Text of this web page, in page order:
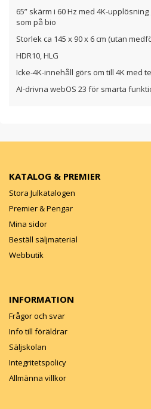
65” skärm i 60 Hz med 4K-
som på bio
Storlek ca 145 x 90 x 6 cm (utan
HDR10, HLG
Icke-4K-innehåll görs om till 4K med
AI-drivna webOS 23 för smarta
KATALOG & PREMIER
Stora Julkatalogen
Premier & Pengar
Mina sidor
Beställ säljmaterial
Webbutik
INFORMATION
Frågor och svar
Info till föräldrar
Säljskolan
Integritetspolicy
Allmänna villkor